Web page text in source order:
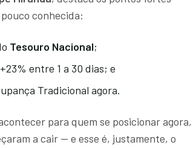
conhecida:
Tesouro Nacional;
entre 1 a 30 dias; e
Tradicional agora.
para quem se posicionar agora,
a cair — e esse é, justamente, o